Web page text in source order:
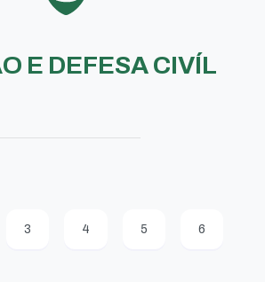
E DEFESA CIVÍL
3 4 5 6